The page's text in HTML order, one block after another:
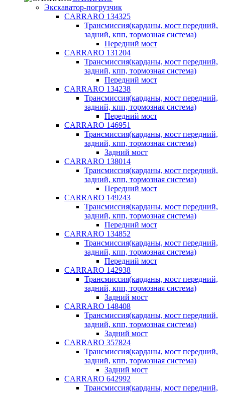
Экскаватор-погрузчик
CARRARO 134325
Трансмиссия(карданы, мост передний,
задний, кпп, тормозная система)
Передний мост
CARRARO 131204
Трансмиссия(карданы, мост передний,
задний, кпп, тормозная система)
Передний мост
CARRARO 134238
Трансмиссия(карданы, мост передний,
задний, кпп, тормозная система)
Передний мост
CARRARO 146951
Трансмиссия(карданы, мост передний,
задний, кпп, тормозная система)
Задний мост
CARRARO 138014
Трансмиссия(карданы, мост передний,
задний, кпп, тормозная система)
Передний мост
CARRARO 149243
Трансмиссия(карданы, мост передний,
задний, кпп, тормозная система)
Передний мост
CARRARO 134852
Трансмиссия(карданы, мост передний,
задний, кпп, тормозная система)
Передний мост
CARRARO 142938
Трансмиссия(карданы, мост передний,
задний, кпп, тормозная система)
Задний мост
CARRARO 148408
Трансмиссия(карданы, мост передний,
задний, кпп, тормозная система)
Задний мост
CARRARO 357824
Трансмиссия(карданы, мост передний,
задний, кпп, тормозная система)
Задний мост
CARRARO 642992
Трансмиссия(карданы, мост передний,